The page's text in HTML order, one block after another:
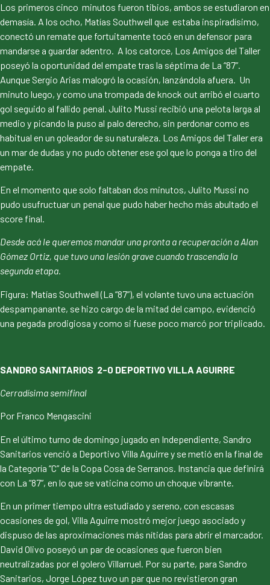
Los primeros cinco minutos fueron tibios, ambos se estudiaron en
demasía. A los ocho, Matías Southwell que estaba inspiradísimo,
conectó un remate que fortuitamente tocó en un defensor para
mandarse a guardar adentro. A los catorce, Los Amigos del Taller
poseyó la oportunidad del empate tras la séptima de La “87”.
Aunque Sergio Arias malogró la ocasión, lanzándola afuera. Un
minuto luego, y como una trompada de knock out arribó el cuarto
gol seguido al fallido penal. Julito Mussi recibió una pelota larga al
medio y picando la puso al palo derecho, sin perdonar como es
habitual en un goleador de su naturaleza. Los Amigos del Taller era
un mar de dudas y no pudo obtener ese gol que lo ponga a tiro del
empate.
En el momento que solo faltaban dos minutos, Julito Mussi no
pudo usufructuar un penal que pudo haber hecho más abultado el
score final.
Desde acá le queremos mandar una pronta a recuperación a Alan
Gómez Ortiz, que tuvo una lesión grave cuando trascendía la
segunda etapa.
Figura: Matías Southwell (La “87”), el volante tuvo una actuación
despampanante, se hizo cargo de la mitad del campo, evidenció
una pegada prodigiosa y como si fuese poco marcó por triplicado.
SANDRO SANITARIOS 2-0 DEPORTIVO VILLA AGUIRRE
Cerradísima semifinal
Por Franco Mengascini
En el último turno de domingo jugado en Independiente, Sandro
Sanitarios venció a Deportivo Villa Aguirre y se metió en la final de
la Categoría “C” de la Copa Cosa de Serranos. Instancia que definirá
con La ”87”, en lo que se vaticina como un choque vibrante.
En un primer tiempo ultra estudiado y sereno, con escasas
ocasiones de gol, Villa Aguirre mostró mejor juego asociado y
dispuso de las aproximaciones más nítidas para abrir el marcador.
David Olivo poseyó un par de ocasiones que fueron bien
neutralizadas por el golero Villarruel. Por su parte, para Sandro
Sanitarios, Jorge López tuvo un par que no revistieron gran